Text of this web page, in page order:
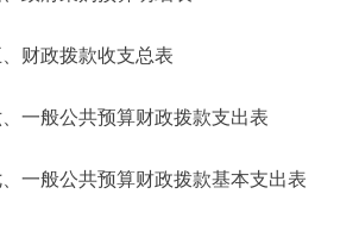
绿色北京
ENGLISH
政拨款收支总表
般公共预算财政拨款支出表
般公共预算财政拨款基本支出表